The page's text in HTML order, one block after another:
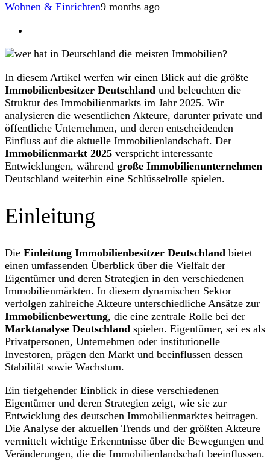
Wohnen & Einrichten9 months ago
In diesem Artikel werfen wir einen Blick auf die größte
Immobilienbesitzer Deutschland und beleuchten die
Struktur des Immobilienmarkts im Jahr 2025. Wir
analysieren die wesentlichen Akteure, darunter private und
öffentliche Unternehmen, und deren entscheidenden
Einfluss auf die aktuelle Immobilienlandschaft. Der
Immobilienmarkt 2025 verspricht interessante
Entwicklungen, während große Immobilienunternehmen
Deutschland weiterhin eine Schlüsselrolle spielen.
Einleitung
Die Einleitung Immobilienbesitzer Deutschland bietet
einen umfassenden Überblick über die Vielfalt der
Eigentümer und deren Strategien in den verschiedenen
Immobilienmärkten. In diesem dynamischen Sektor
verfolgen zahlreiche Akteure unterschiedliche Ansätze zur
Immobilienbewertung, die eine zentrale Rolle bei der
Marktanalyse Deutschland spielen. Eigentümer, sei es als
Privatpersonen, Unternehmen oder institutionelle
Investoren, prägen den Markt und beeinflussen dessen
Stabilität sowie Wachstum.
Ein tiefgehender Einblick in diese verschiedenen
Eigentümer und deren Strategien zeigt, wie sie zur
Entwicklung des deutschen Immobilienmarktes beitragen.
Die Analyse der aktuellen Trends und der größten Akteure
vermittelt wichtige Erkenntnisse über die Bewegungen und
Veränderungen, die die Immobilienlandschaft beeinflussen.